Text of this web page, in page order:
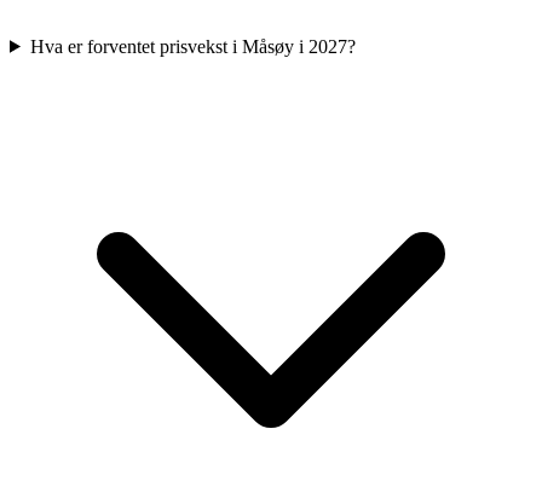
Hva er forventet prisvekst i Måsøy i 2027?